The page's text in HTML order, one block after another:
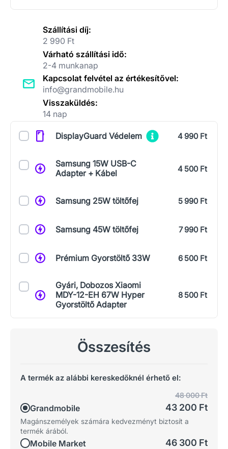
Szállítási díj:
2 990 Ft
Várható szállítási idő:
2-4 munkanap
Kapcsolat felvétel az értékesítővel:
info@grandmobile.hu
Visszaküldés:
14 nap
KiegészítőkDisplayGuard Védelem 4 990 Ft
Samsung 15W USB-C
Adapter + Kábel
4 500 Ft
Samsung 25W töltőfej 5 990 Ft
Samsung 45W töltőfej 7 990 Ft
Prémium Gyorstöltő 33W 6 500 Ft
Gyári, Dobozos Xiaomi
MDY-12-EH 67W Hyper
Gyorstöltő Adapter
8 500 Ft
Összesítés
A termék az alábbi kereskedőknél érhető el:
Grandmobile
48 000 Ft
43 200 Ft
Magánszemélyek számára kedvezményt biztosít a
termék árából.
Mobile Market 46 300 Ft